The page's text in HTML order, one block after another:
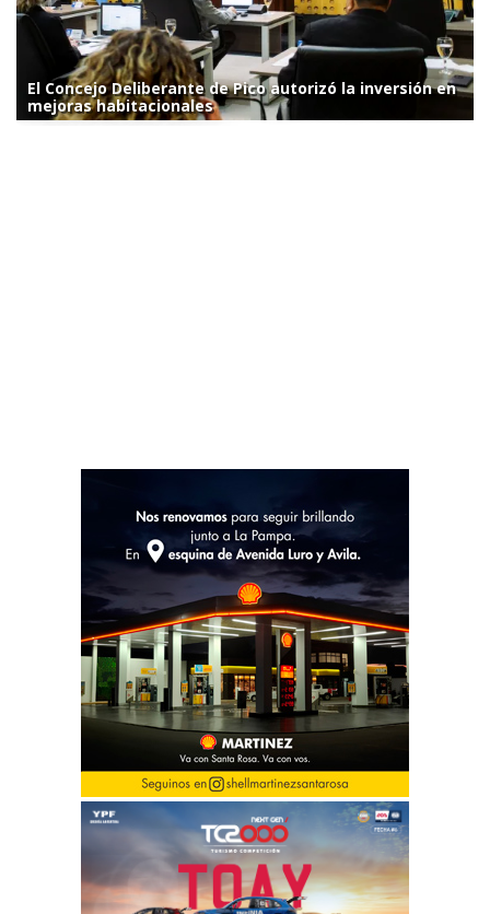
El Concejo Deliberante de Pico autorizó la inversión en
mejoras habitacionales